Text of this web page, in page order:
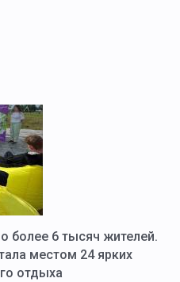
более 6 тысяч жителей.
местом 24 ярких
отдыха